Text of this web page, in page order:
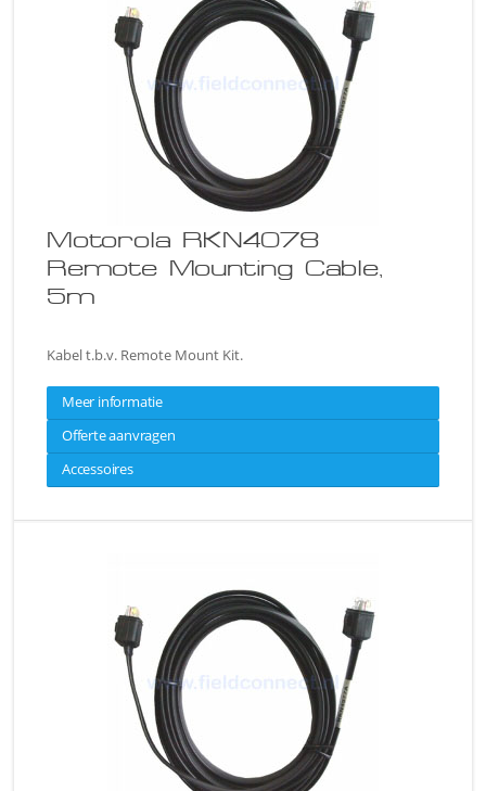
Motorola RKN4078
Remote Mounting Cable,
5m
Kabel t.b.v. Remote Mount Kit.
Meer informatie
Offerte aanvragen
Accessoires